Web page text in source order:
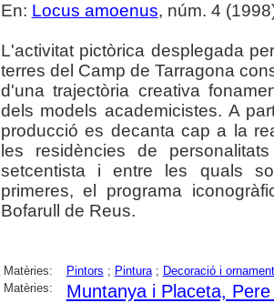
En: Locus amoenus, núm. 4
L'activitat pictòrica desplegada
terres del Camp de Tarragona
d'una trajectòria creativa
dels models academicistes. A
producció es decanta cap a la
les residències de
setcentista i entre les quals
primeres, el programa
Bofarull de Reus.
Matèries: Pintors ; Pintura; Decoració i
Matèries:
Muntanya i Placeta,